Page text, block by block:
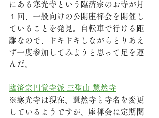
にある寒光寺という臨済宗のお寺が月
１回、一般向けの公開座禅会を開催し
ていることを発見。自転車で行ける距
離なので、ドキドキしながらとりあえ
ず一度参加してみようと思って足を運
んだ。
臨済宗円覚寺派 三聖山 慧然寺
※寒光寺は現在、慧然寺と寺名を変更
しているようですが、座禅会は定期開